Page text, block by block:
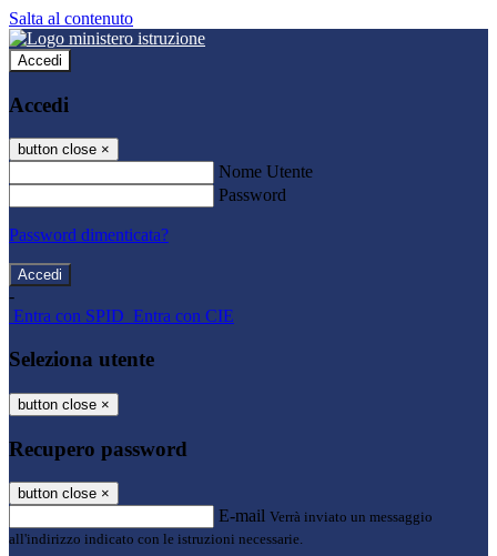
Salta al contenuto
Accedi
Accedi
button close ×
Nome Utente
Password
Password dimenticata?
-
Entra con SPID Entra con CIE
Seleziona utente
button close ×
Recupero password
button close ×
E-mail Verrà inviato un messaggio
all'indirizzo indicato con le istruzioni necessarie.